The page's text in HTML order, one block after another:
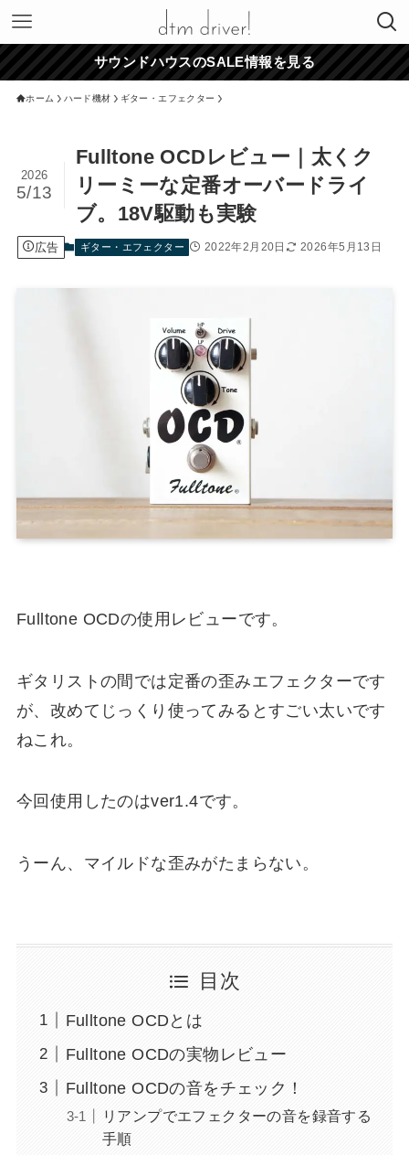
サウンドハウスのSALE情報を見る
ホーム ハード機材 ギター・エフェクター
Fulltone OCDレビュー｜太くク
リーミーな定番オーバードライ
ブ。18V駆動も実験
2026
5/13
広告 ギター・エフェクター 2022年2月20日 2026年5月13日
Fulltone OCDの使用レビューです。
ギタリストの間では定番の歪みエフェクターです
が、改めてじっくり使ってみるとすごい太いです
ねこれ。
今回使用したのはver1.4です。
うーん、マイルドな歪みがたまらない。
目次
Fulltone OCDとは
Fulltone OCDの実物レビュー
Fulltone OCDの音をチェック！
リアンプでエフェクターの音を録音する
手順